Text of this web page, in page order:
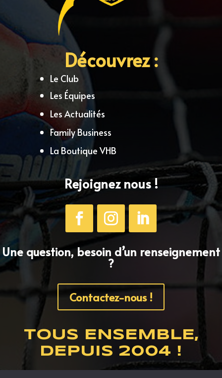
Découvrez :
Le Club
Les Équipes
Les Actualités
Family Business
La Boutique VHB
Rejoignez nous !
Une question, besoin d’un renseignement
?
Contactez-nous !
TOUS ENSEMBLE,
DEPUIS 2004 !